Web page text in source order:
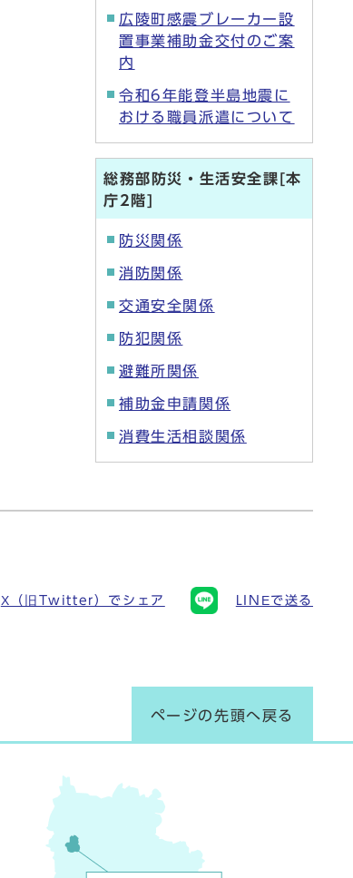
広陵町感震ブレーカー設
置事業補助金交付のご案
内
令和6年能登半島地震に
おける職員派遣について
総務部防災・生活安全課[本
庁2階]
防災関係
消防関係
交通安全関係
防犯関係
避難所関係
補助金申請関係
消費生活相談関係
X（旧Twitter）でシェア LINEで送る
ページの先頭へ戻る